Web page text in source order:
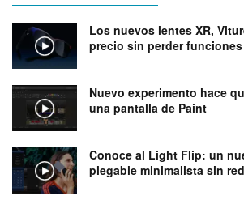
Los nuevos lentes XR,
precio sin perder
Nuevo experimento hace
una pantalla de Paint
Conoce al Light Flip: un
plegable minimalista sin